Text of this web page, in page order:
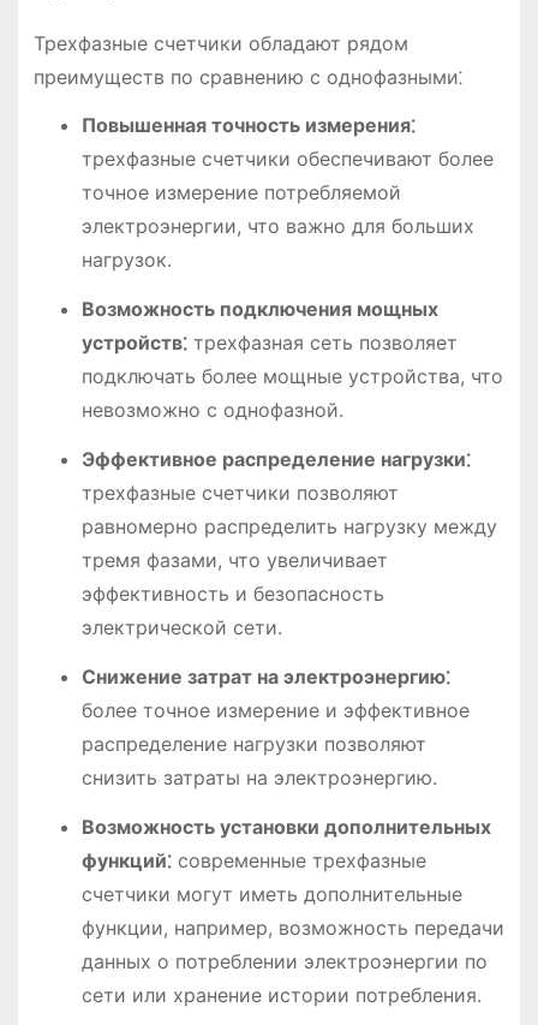
Трехфазные счетчики обладают рядом
преимуществ по сравнению с однофазными⁚
Повышенная точность измерения⁚
трехфазные счетчики обеспечивают более
точное измерение потребляемой
электроэнергии, что важно для больших
нагрузок.
Возможность подключения мощных
устройств⁚трехфазная сеть позволяет
подключать более мощные устройства, что
невозможно с однофазной.
Эффективное распределение нагрузки⁚
трехфазные счетчики позволяют
равномерно распределить нагрузку между
тремя фазами, что увеличивает
эффективность и безопасность
электрической сети.
Снижение затрат на электроэнергию⁚
более точное измерение и эффективное
распределение нагрузки позволяют
снизить затраты на электроэнергию.
Возможность установки дополнительных
функций⁚современные трехфазные
счетчики могут иметь дополнительные
функции, например, возможность передачи
данных о потреблении электроэнергии по
сети или хранение истории потребления.